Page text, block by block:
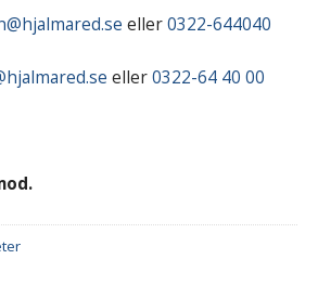
eller0322-644040
eller0322-64 40 00